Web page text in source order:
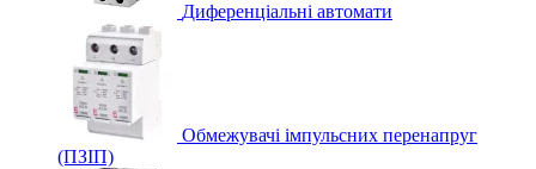
Диференціальні автомати
Обмежувачі імпульсних перенапруг
(ПЗІП)